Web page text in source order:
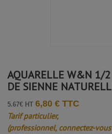
AQUARELLE W&N 1/
DE SIENNE
5.67€ HT 6,80 € TTC
Tarif particulier,
(professionnel, connectez-